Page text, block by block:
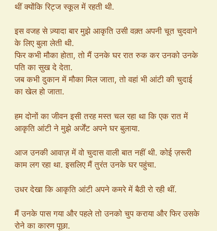
थीं क्योंकि रिट्ज स्कूल में रहती थी.
इस वजह से ज़्यादा बार मुझे आकृति उसी वक़्त अपनी चूत चुदवाने
के लिए बुला लेती थी.
फिर कभी मौका होता, तो मैं उनके घर रात रुक कर उनको उनके
पति का सुख दे देता.
जब कभी दुकान में मौका मिल जाता, तो वहां भी आंटी की चुदाई
का खेल हो जाता.
हम दोनों का जीवन इसी तरह मस्त चल रहा था कि एक रात में
आकृति आंटी ने मुझे अर्जेंट अपने घर बुलाया.
आज उनकी आवाज़ में वो चुदास वाली बात नहीं थी. कोई ज़रूरी
काम लग रहा था. इसलिए मैं तुरंत उनके घर पहुंचा.
उधर देखा कि आकृति आंटी अपने कमरे में बैठी रो रही थीं.
मैं उनके पास गया और पहले तो उनको चुप कराया और फिर उसके
रोने का कारण पूछा.